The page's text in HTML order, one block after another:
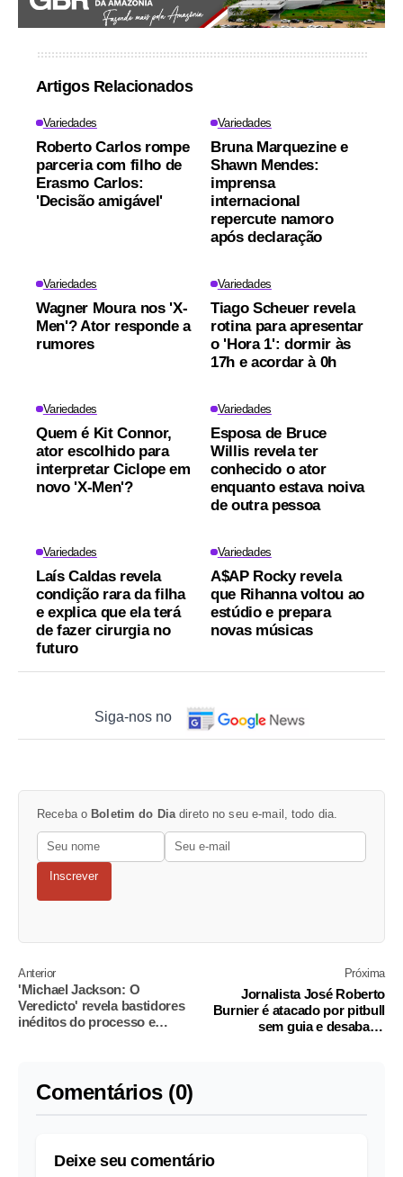
Artigos Relacionados
Variedades
Roberto Carlos rompe
parceria com filho de
Erasmo Carlos:
'Decisão amigável'
Variedades
Bruna Marquezine e
Shawn Mendes:
imprensa
internacional
repercute namoro
após declaração
Variedades
Wagner Moura nos 'X-
Men'? Ator responde a
rumores
Variedades
Tiago Scheuer revela
rotina para apresentar
o 'Hora 1': dormir às
17h e acordar à 0h
Variedades
Quem é Kit Connor,
ator escolhido para
interpretar Ciclope em
novo 'X-Men'?
Variedades
Esposa de Bruce
Willis revela ter
conhecido o ator
enquanto estava noiva
de outra pessoa
Variedades
Laís Caldas revela
condição rara da filha
e explica que ela terá
de fazer cirurgia no
futuro
Variedades
A$AP Rocky revela
que Rihanna voltou ao
estúdio e prepara
novas músicas
Siga-nos no
Receba o Boletim do Diadireto no seu e-mail, todo dia.
Inscrever
Anterior
'Michael Jackson: O
Veredicto' revela bastidores
inéditos do processo e
Próxima
Jornalista José Roberto
Burnier é atacado por pitbull
sem guia e desabafa:
Comentários (0)
Deixe seu comentário